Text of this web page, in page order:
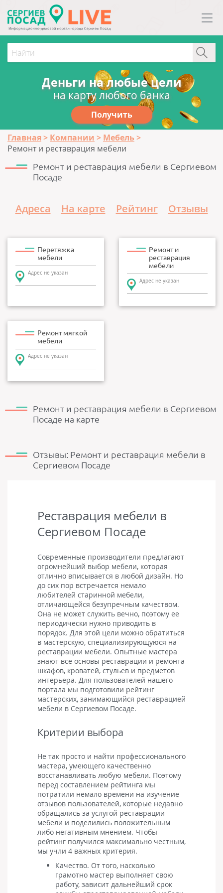
Деньги на любые цели
на карту любого банка
Получить
Главная Компании
Мебель
Ремонт и реставрация мебели
Ремонт и реставрация мебели в Сергиевом
Посаде
Адреса На карте Рейтинг Отзывы
Перетяжка
мебели
Адрес не указан
Ремонт и
реставрация
мебели
Адрес не указан
Ремонт мягкой
мебели
Адрес не указан
Ремонт и реставрация мебели в Сергиевом
Посаде на карте
Отзывы: Ремонт и реставрация мебели в
Сергиевом Посаде
Реставрация мебели в
Сергиевом Посаде
Современные производители предлагают
огромнейший выбор мебели, которая
отлично вписывается в любой дизайн. Но
до сих пор встречается немало
любителей старинной мебели,
отличающейся безупречным качеством.
Она не может служить вечно, поэтому ее
периодически нужно приводить в
порядок. Для этой цели можно обратиться
в мастерскую, специализирующуюся на
реставрации мебели. Опытные мастера
знают все основы реставрации и ремонта
шкафов, кроватей, стульев и предметов
интерьера. Для пользователей нашего
портала мы подготовили рейтинг
мастерских, занимающийся реставрацией
мебели в Сергиевом Посаде.
Критерии выбора
Не так просто и найти профессионального
мастера, умеющего качественно
восстанавливать любую мебели. Поэтому
перед составлением рейтинга мы
потратили немало времени на изучение
отзывов пользователей, которые недавно
обращались за услугой реставрации
мебели и поделились положительным
либо негативным мнением. Чтобы
рейтинг получился максимально честным,
мы учли 4 важных критерия.
Качество. От того, насколько
грамотно мастер выполняет свою
работу, зависит дальнейший срок